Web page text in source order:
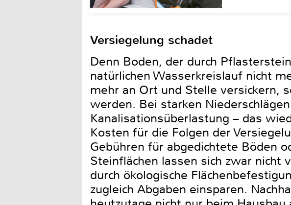
Versiegelung schadet
Denn Boden, der durch
natürlichen Wasserkreislauf nicht
mehr an Ort und Stelle versickern,
werden. Bei starken
Kanalisationsüberlastung – das
Kosten für die Folgen der
Gebühren für abgedichtete Böden
Steinflächen lassen sich zwar nicht
durch ökologische
zugleich Abgaben einsparen.